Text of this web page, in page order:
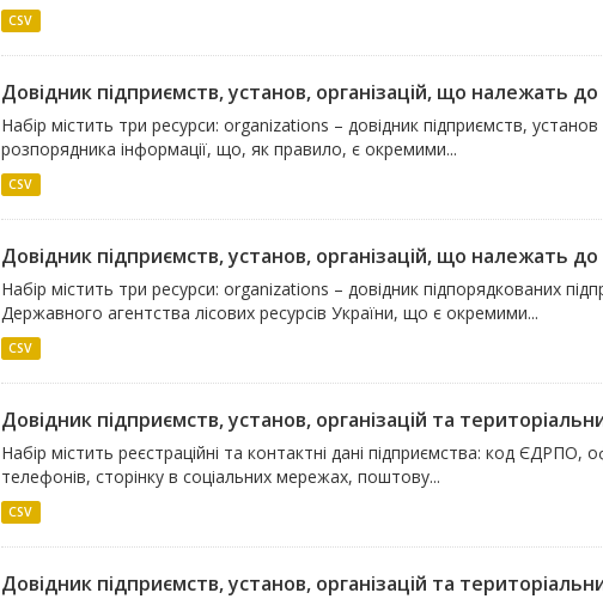
CSV
Довідник підприємств, установ, організацій, що належать
Набір містить три ресурси: organizations – довідник підприємств,
розпорядника інформації, що, як правило, є окремими...
CSV
Довідник підприємств, установ, організацій, що належать
Набір містить три ресурси: organizations – довідник підпорядкованих
Державного агентства лісових ресурсів України, що є окремими...
CSV
Довідник підприємств, установ, організацій та
Набір містить реєстраційні та контактні дані підприємства: код
телефонів, сторінку в соціальних мережах, поштову...
CSV
Довідник підприємств, установ, організацій та